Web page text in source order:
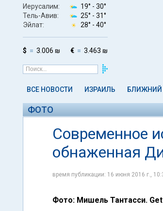
Иерусалим: 19° - 30°
Тель-Авив:
25° - 31°
Эйлат:
28° - 40°
$ 3.006 ₪ € 3.463 ₪
ВСЕ НОВОСТИ ИЗРАИЛЬ БЛИЖНИЙ
ФОТО
Современное
обнаженная
время публикации: 16 июня 2016 г.,
Фото: Мишель Тантасси.